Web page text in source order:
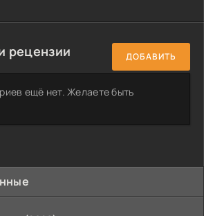
рецензии ДОБАВИТЬ
ещё нет. Желаете быть